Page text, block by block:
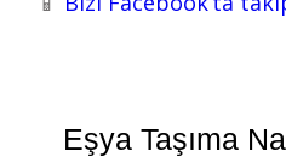
Eşya Taşıma